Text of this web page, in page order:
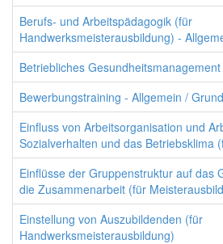
Berufs- und Arbeitspädagogik (für
Handwerksmeisterausbildung) -
Betriebliches
Bewerbungstraining - Allgemein /
Einfluss von Arbeitsorganisation und
Sozialverhalten und das Betriebsklima
Einflüsse der Gruppenstruktur auf das
die Zusammenarbeit (für
Einstellung von Auszubildenden (für
Handwerksmeisterausbildung)